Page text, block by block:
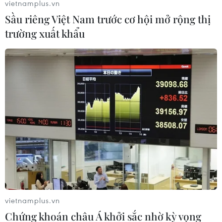
SEA Games 32: Campuchia đã sẵn sàng
cho một kỳ đại hội thành công
Chuẩn bị cho lễ khai mạc và bế mạc, 1.000 nghệ sỹ,
2.000 VĐV và binh sỹ đã tập luyện để cùng nhau biểu
diễn một tiết mục hoành tráng dưới sự điều phối của Bộ
Văn hóa và Nghệ thuật Campuchia.
vietnamplus.vn
Sầu riêng Việt Nam trước cơ hội mở rộng thị
trường xuất khẩu
vietnamplus.vn
Chứng khoán châu Á khởi sắc nhờ kỳ vọng